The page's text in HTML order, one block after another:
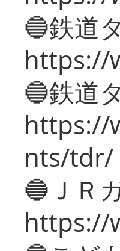
🔵鉄道
https://
🔵鉄道
https://
nts/tdr/
🔵ＪＲ
https://